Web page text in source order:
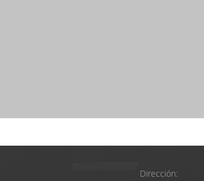
Dirección: